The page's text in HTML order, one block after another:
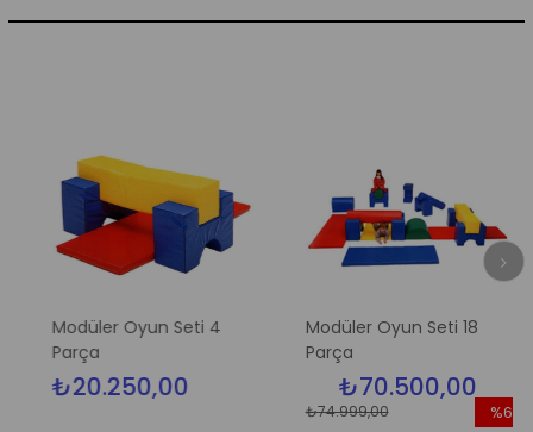
Modüler Oyun Seti 4
Parça
₺20.250,00
Modüler Oyun Seti 18
Parça
₺70.500,00
₺74.999,00
%6